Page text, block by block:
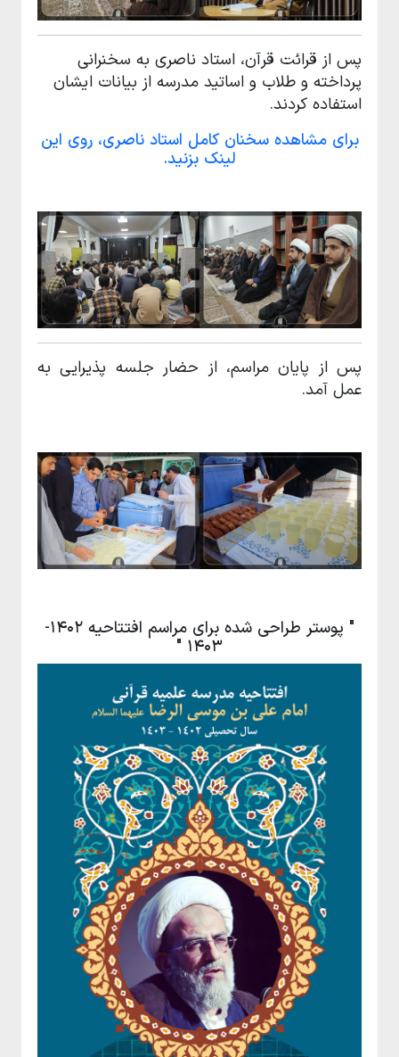
پس از قرائت قرآن، استاد ناصری به سخنرانی
پرداخته و طلاب و اساتید مدرسه از بیانات ایشان
استفاده کردند.
برای مشاهده سخنان کامل استاد ناصری، روی این
لینک بزنید.
پس از پایان مراسم، از حضار جلسه پذیرایی به
عمل آمد.
" پوستر طراحی شده برای مراسم افتتاحیه 1402-
1403 "